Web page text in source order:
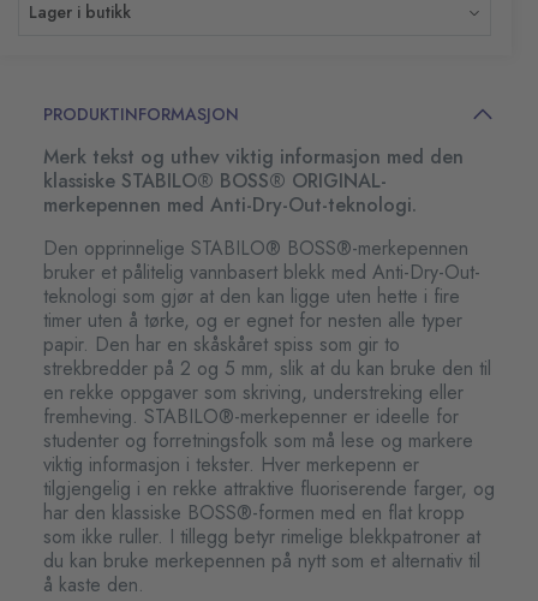
Lager i butikk
PRODUKTINFORMASJON
Merk tekst og uthev viktig informasjon med den
klassiske STABILO® BOSS® ORIGINAL-
merkepennen med Anti-Dry-Out-teknologi.
Den opprinnelige STABILO® BOSS®-merkepennen
bruker et pålitelig vannbasert blekk med Anti-Dry-Out-
teknologi som gjør at den kan ligge uten hette i fire
timer uten å tørke, og er egnet for nesten alle typer
papir. Den har en skåskåret spiss som gir to
strekbredder på 2 og 5 mm, slik at du kan bruke den til
en rekke oppgaver som skriving, understreking eller
fremheving. STABILO®-merkepenner er ideelle for
studenter og forretningsfolk som må lese og markere
viktig informasjon i tekster. Hver merkepenn er
tilgjengelig i en rekke attraktive fluoriserende farger, og
har den klassiske BOSS®-formen med en flat kropp
som ikke ruller. I tillegg betyr rimelige blekkpatroner at
du kan bruke merkepennen på nytt som et alternativ til
å kaste den.